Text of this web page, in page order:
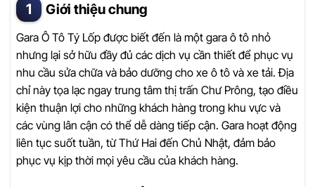
Giới thiệu chung
Gara Ô Tô Tý Lốp được biết đến là một gara ô tô nhỏ
nhưng lại sở hữu đầy đủ các dịch vụ cần thiết để phục vụ
nhu cầu sửa chữa và bảo dưỡng cho xe ô tô và xe tải. Địa
chỉ này tọa lạc ngay trung tâm thị trấn Chư Prông, tạo điều
kiện thuận lợi cho những khách hàng trong khu vực và
các vùng lân cận có thể dễ dàng tiếp cận. Gara hoạt động
liên tục suốt tuần, từ Thứ Hai đến Chủ Nhật, đảm bảo
phục vụ kịp thời mọi yêu cầu của khách hàng.